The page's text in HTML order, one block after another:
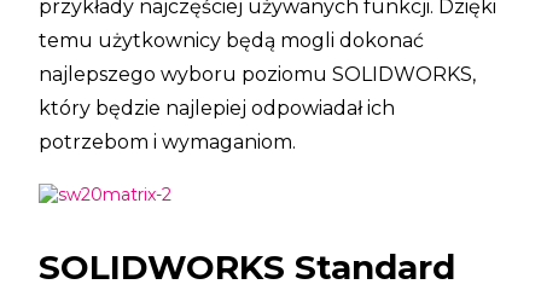
przykłady najczęściej używanych funkcji. Dzięki
temu użytkownicy będą mogli dokonać
najlepszego wyboru poziomu SOLIDWORKS,
który będzie najlepiej odpowiadał ich
potrzebom i wymaganiom.
SOLIDWORKS Standard